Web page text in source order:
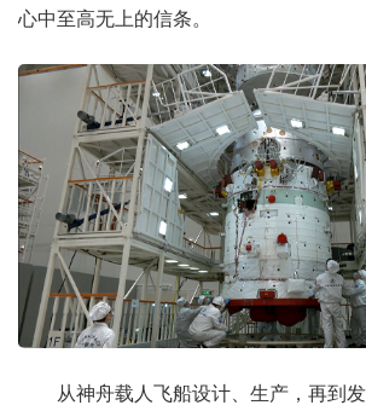
心中至高无上的信条。
从神舟载人飞船设计、生产，再到